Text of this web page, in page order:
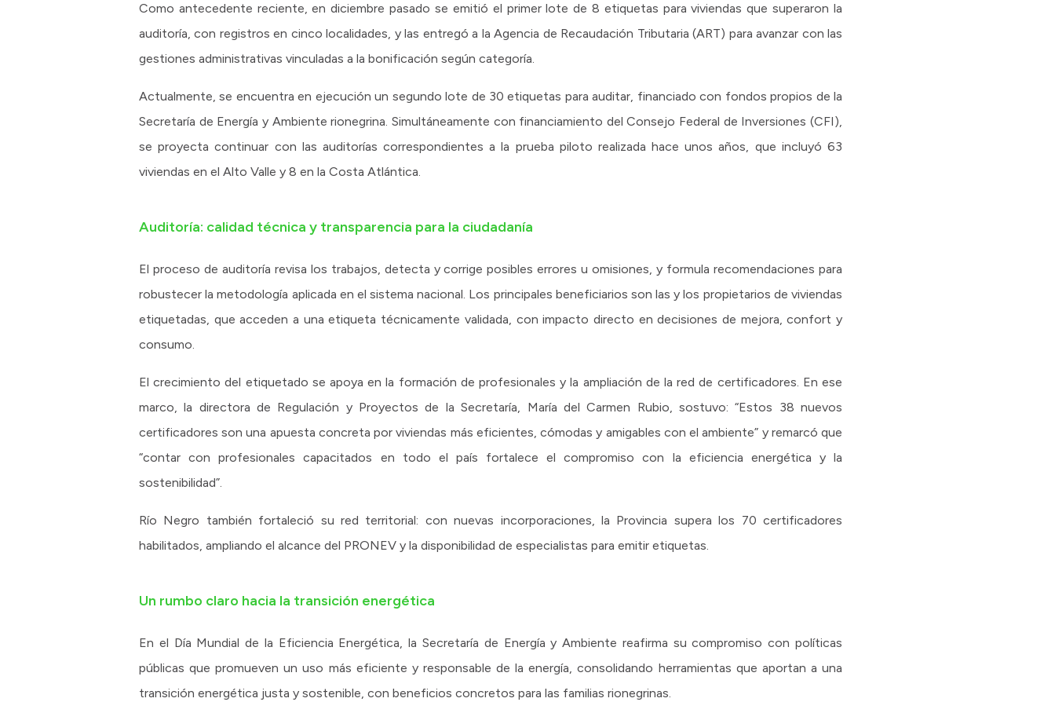
Como antecedente reciente, en diciembre pasado se emitió el primer lote de 8 etiquetas para viviendas que superaron la
auditoría, con registros en cinco localidades, y las entregó a la Agencia de Recaudación Tributaria (ART) para avanzar con las
gestiones administrativas vinculadas a la bonificación según categoría.
Actualmente, se encuentra en ejecución un segundo lote de 30 etiquetas para auditar, financiado con fondos propios de la
Secretaría de Energía y Ambiente rionegrina. Simultáneamente con financiamiento del Consejo Federal de Inversiones (CFI),
se proyecta continuar con las auditorías correspondientes a la prueba piloto realizada hace unos años, que incluyó 63
viviendas en el Alto Valle y 8 en la Costa Atlántica.
Auditoría: calidad técnica y transparencia para la ciudadanía
El proceso de auditoría revisa los trabajos, detecta y corrige posibles errores u omisiones, y formula recomendaciones para
robustecer la metodología aplicada en el sistema nacional. Los principales beneficiarios son las y los propietarios de viviendas
etiquetadas, que acceden a una etiqueta técnicamente validada, con impacto directo en decisiones de mejora, confort y
consumo.
El crecimiento del etiquetado se apoya en la formación de profesionales y la ampliación de la red de certificadores. En ese
marco, la directora de Regulación y Proyectos de la Secretaría, María del Carmen Rubio, sostuvo: “Estos 38 nuevos
certificadores son una apuesta concreta por viviendas más eficientes, cómodas y amigables con el ambiente” y remarcó que
“contar con profesionales capacitados en todo el país fortalece el compromiso con la eficiencia energética y la
sostenibilidad”.
Río Negro también fortaleció su red territorial: con nuevas incorporaciones, la Provincia supera los 70 certificadores
habilitados, ampliando el alcance del PRONEV y la disponibilidad de especialistas para emitir etiquetas.
Un rumbo claro hacia la transición energética
En el Día Mundial de la Eficiencia Energética, la Secretaría de Energía y Ambiente reafirma su compromiso con políticas
públicas que promueven un uso más eficiente y responsable de la energía, consolidando herramientas que aportan a una
transición energética justa y sostenible, con beneficios concretos para las familias rionegrinas.